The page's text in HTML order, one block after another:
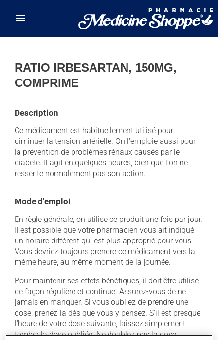
RATIO IRBESARTAN, 150MG,
COMPRIME
Description
Ce médicament est habituellement utilisé pour
diminuer la tension artérielle. On l'emploie aussi pour
la prévention de problèmes rénaux causés par le
diabète. Il agit en quelques heures, bien que l'on ne
ressente normalement pas son action.
Mode d'emploi
En règle générale, on utilise ce produit une fois par jour.
Il est possible que votre pharmacien vous ait indiqué
un horaire différent qui est plus approprié pour vous.
Vous devriez toujours prendre ce médicament vers la
même heure, au même moment de la journée.
Pour maintenir ses effets bénéfiques, il doit être utilisé
de façon régulière et continue. Assurez-vous de ne
jamais en manquer. Si vous oubliez de prendre une
dose, prenez-la dès que vous y pensez. S'il est presque
l'heure de votre dose suivante, laissez simplement
tomber la dose oubliée. Ne doublez pas la dose